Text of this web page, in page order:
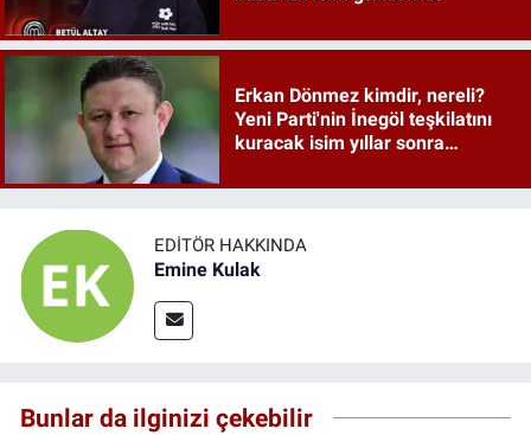
Erkan Dönmez kimdir, nereli?
Yeni Parti'nin İnegöl teşkilatını
kuracak isim yıllar sonra
EDITÖR HAKKINDA
Emine Kulak
Bunlar da ilginizi çekebilir